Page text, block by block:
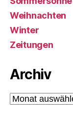
Weihnachten
Winter
Zeitungen
Archiv
Archiv